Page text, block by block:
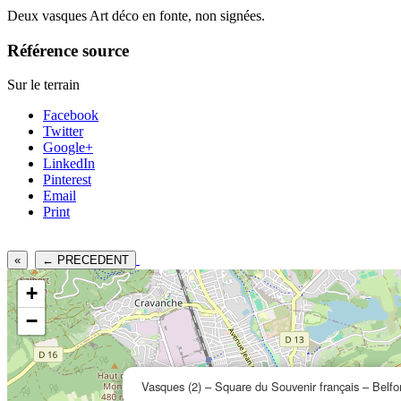
Deux vasques Art déco en fonte, non signées.
Référence source
Sur le terrain
Facebook
Twitter
Google+
LinkedIn
Pinterest
Email
Print
« ← PRECEDENT
Vasques (2) – Square du Souvenir français –
+
−